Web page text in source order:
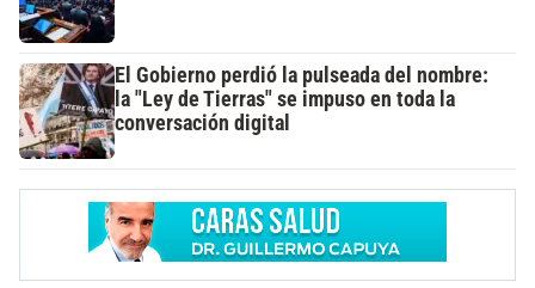
El Gobierno perdió la pulseada del nombre:
la "Ley de Tierras" se impuso en toda la
conversación digital